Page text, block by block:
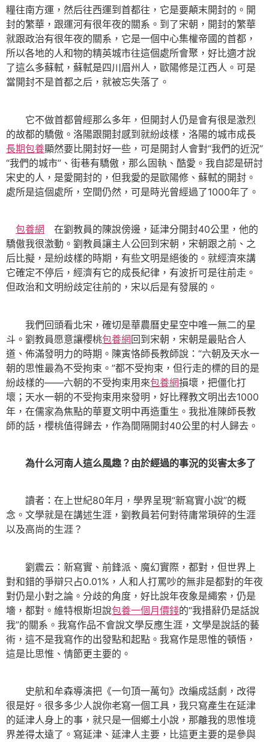
糧往南方運，然后往西運到首都往，它是要顛末開封的。開
封的繁華，跟運河有很年夜的關系。到了宋朝，開封的繁華
就跟政治有很年夜的關系，它是一個中心集權帝國的首都，
所以各地的人和物的精英城市往這個處所會聚，好比適才說
了這么多蘇軾，蘇軾是四川眉州人，歐陽修是江西人。可是
當開封不是首都之后，就被忘失落了。
它不做首都曾經那么多年，但開封人仍是會有很是激烈
的故都的驕傲。洛陽跟開封感到就紛歧樣，洛陽的城市成長
長期包養顯然要比開封好一些，可是開封人會對“我們的近況”
“我們的城市”、街巷有驕傲，那么固執、酷愛。我自認是研討
宋史的人，是愛開封的，但我愛的是歐陽修、蘇軾的開封。
處所是這個處所，空間仍然，可是時光曾經過了1000年了。
包養網 在劉教員的陳說傍邊，延津分開封40公里，他的
驕傲我很激動。劉教員讓主人公回到宋朝，宋朝跟之前、之
后比擬，是紛歧樣的時期，有些文明是絕後的。就經濟來講
它確定不停后，經濟有它的成長紀律，有波折可是往前走。
但政治和文明紛歧定往前的，宋以后是有發展的。
我們回頭看北宋，確切是華農曆史星空中唯一無二的星
斗。劉教員愿意讓櫻桃包養網回到宋朝，宋朝是最貼合人
道、佈滿發明力的時期。陳寅恪師長教師說：“六朝及天水一
朝的思惟最為不受拘束。”都不受拘束，但行走的標的目的是
紛歧樣的——六朝的不受拘束用來包養網損壞，把僵化打
壞；天水一朝的不受拘束用來發明，好比釋教文明出去1000
年，在儒家為焦點的華夏文明中再造重生。我批准陳師長教
師的話，櫻桃值得歸去，作為間隔開封40公里的村人歸去。
為什么河南人這么風趣？由於經過的事況的災害太多了
讀者：在上世紀80年月，學界呈現“新寫實小說”的概
念。文學就是在講述生涯，劉教員若何對待庸常瑣碎的生涯
以及高尚的生涯？
劉震云：新寫實、前鋒派、魔幻實際，都對，但世界上
對和錯的爭辯只占0.01%，人和人打罵吵的無非是都對的年夜
對仍是小對之論。分歧的角度，好比說年夜象是繩索，仍是
墻，都對。維特根斯坦說包養一個月價錢的“我措辭仍是話說
我”的關系。我寫作品不會說文學反應生涯，文學是說話的藝
術，這不是我寫作的出發點和起點。我寫作是思惟的頓悟，
這是比思惟、情節更主要的。
史航和牟森導演把《一句頂一萬句》改編成話劇，改得
很是好。很多多少人說你老寫一個工具，我只寫產生在延津
的延津人身上的事，就只是一個鄉土小說，那離我的思惟境
界差得太遠了。寫延津、延津人主要，比這更主要的是參與